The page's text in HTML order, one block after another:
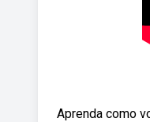
Aprenda como